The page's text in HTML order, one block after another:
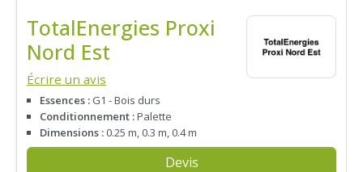
TotalEnergies Proxi
Nord Est
Écrire un avis
Essences : G1 - Bois durs
Conditionnement :Palette
Dimensions : 0.25 m, 0.3 m, 0.4 m
Devis